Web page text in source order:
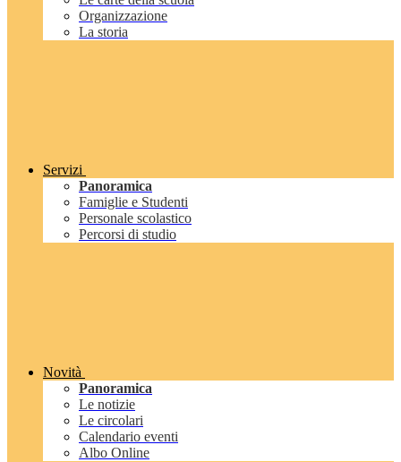
Organizzazione
La storia
Servizi
Panoramica
Famiglie e Studenti
Personale scolastico
Percorsi di studio
Novità
Panoramica
Le notizie
Le circolari
Calendario eventi
Albo Online